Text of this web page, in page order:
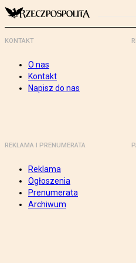
KONTAKT
O nas
Kontakt
Napisz do nas
REKLAMA I PRENUMERATA
Reklama
Ogłoszenia
Prenumerata
Archiwum